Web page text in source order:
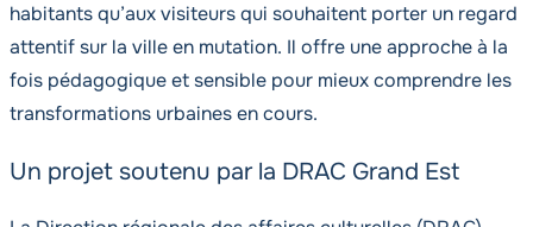
habitants qu’aux visiteurs qui souhaitent porter un regard
attentif sur la ville en mutation. Il offre une approche à la
fois pédagogique et sensible pour mieux comprendre les
transformations urbaines en cours.
Un projet soutenu par la DRAC Grand Est